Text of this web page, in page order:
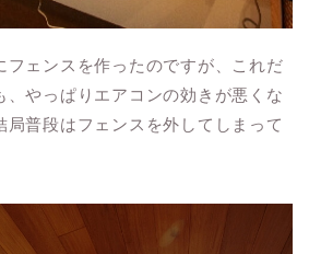
フェンスを作ったのですが、これだ
、やっぱりエアコンの効きが悪くな
局普段はフェンスを外してしまって